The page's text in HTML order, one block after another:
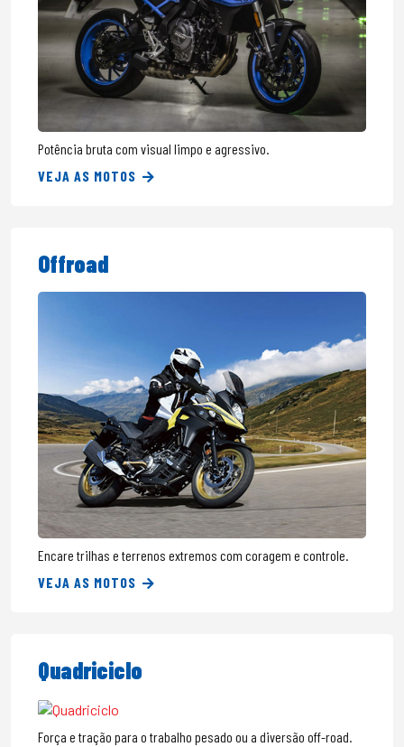
Potência bruta com visual limpo e agressivo.
VEJA AS MOTOS
Offroad
Encare trilhas e terrenos extremos com coragem e controle.
VEJA AS MOTOS
Quadriciclo
Força e tração para o trabalho pesado ou a diversão off-road.